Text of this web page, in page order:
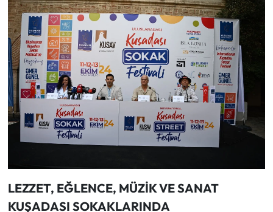
LEZZET, EĞLENCE, MÜZİK VE SANAT
KUŞADASI SOKAKLARINDA